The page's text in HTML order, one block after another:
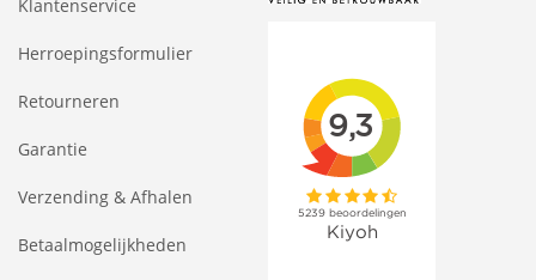
Klantenservice
Herroepingsformulier
Retourneren
Garantie
Verzending & Afhalen
Betaalmogelijkheden